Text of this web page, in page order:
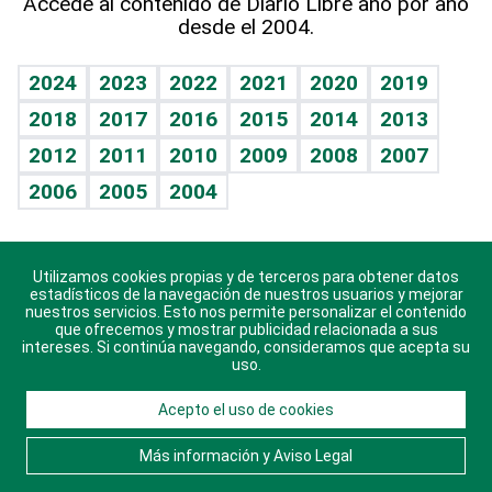
Vida y familia
Eñe
Celebrando la vida
Sin complejos
En pocas palabras
Escuchando al corazón
Economía Personal
BRV
TBT Deportivo
Más firmas
Guía del dinero
Horóscopos
Juegos
desde el 2004.
2024 2023 2022 2021 2020
2019
2018
2017 2016 2015 2014
2013
2012
2011 2010 2009 2008
2007
2006
2005 2004
Descarga nuestras aplicaciones para Android, iOS y
sistema Huawei.
© 2021 Diario Libre, todos los derechos reservados.
Consulta elAviso Legal. Ponte en Contacto
nosotros y conoce más sobre Diario Libre
Utilizamos cookies propias y de terceros para obtener datos
estadísticos de la navegación de nuestros usuarios y mejorar
nuestros servicios. Esto nos permite personalizar el contenido
que ofrecemos y mostrar publicidad relacionada a sus
intereses. Si continúa navegando, consideramos que acepta su
uso.
Acepto el uso de cookies
Más información y Aviso Legal